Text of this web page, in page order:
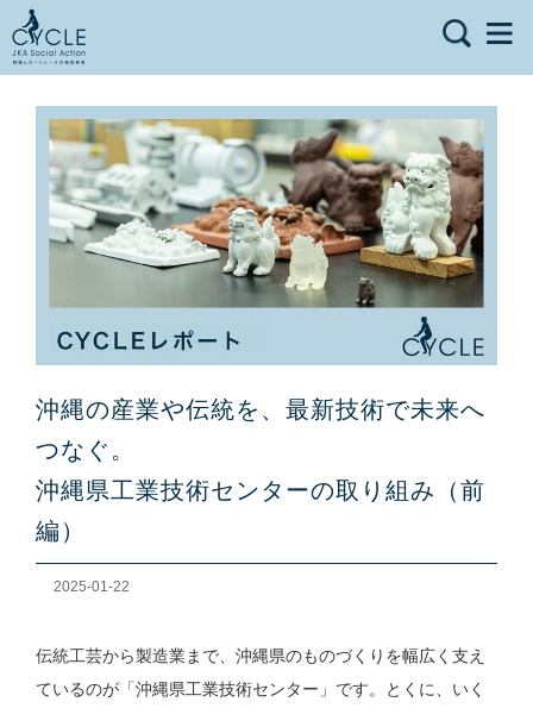
沖縄の産業や伝統を、最新技術で未来へ
つなぐ。
沖縄県工業技術センターの取り組み（前
編）
2025-01-22
伝統工芸から製造業まで、沖縄県のものづくりを幅広く支え
ているのが「沖縄県工業技術センター」です。とくに、いく